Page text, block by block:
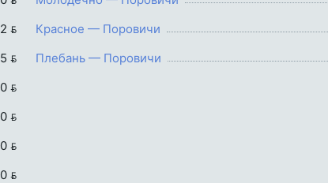






Красное — Поровичи
Плебань — Поровичи